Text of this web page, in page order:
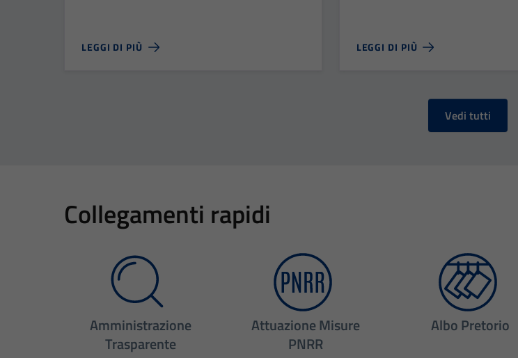
LEGGI DI PIÙ LEGGI DI PIÙ
Vedi tutti
Collegamenti rapidi
Amministrazione
Trasparente
Attuazione Misure
PNRR
Albo Pretorio